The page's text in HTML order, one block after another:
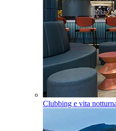
Clubbing e vita